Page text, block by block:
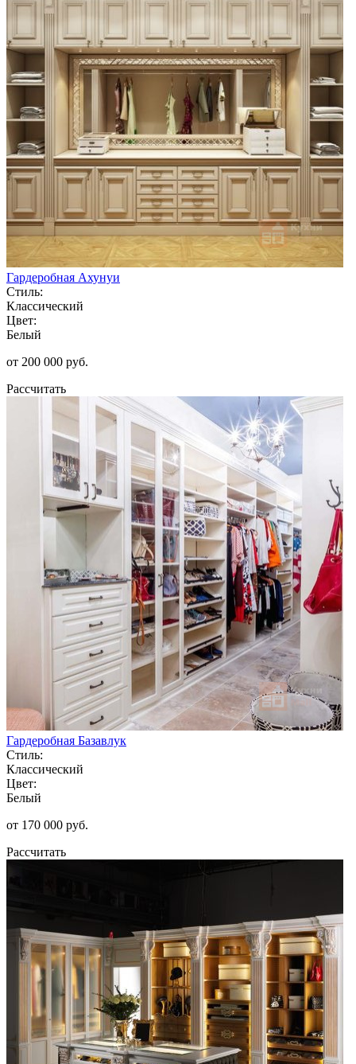
Гардеробная Ахунуи
Стиль:
Классический
Цвет:
Белый
от 200 000 руб.
Рассчитать
Гардеробная Базавлук
Стиль:
Классический
Цвет:
Белый
от 170 000 руб.
Рассчитать